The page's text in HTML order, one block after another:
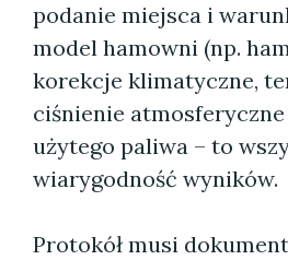
podanie miejsca i
model hamowni (np.
korekcje klimatyczne,
ciśnienie
użytego paliwa – to
wiarygodność wyników.
Protokół musi